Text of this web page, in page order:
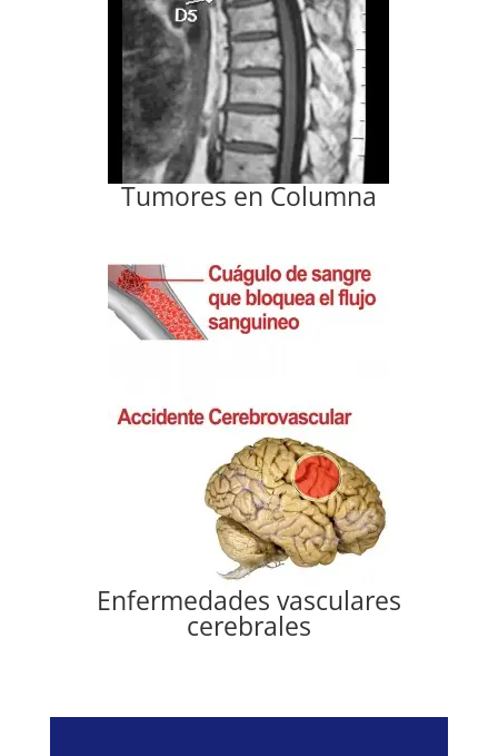
Tumores en Columna
Enfermedades vasculares
cerebrales